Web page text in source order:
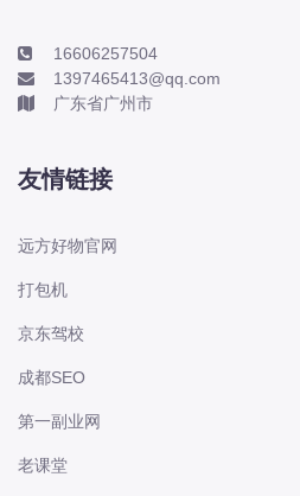
2026年奇瑞-瑞麒
16606257504
1397465413@qq.com
广东省广州市
友情链接
远方好物官网
打包机
京东驾校
成都SEO
第一副业网
老课堂